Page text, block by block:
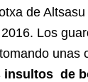
de
Los
unas
insultos de